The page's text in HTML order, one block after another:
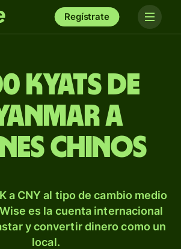
Regístrate
kyats de
a
chinos
a CNY al tipo de cambio medio
es la cuenta internacional
y convertir dinero como un
local.